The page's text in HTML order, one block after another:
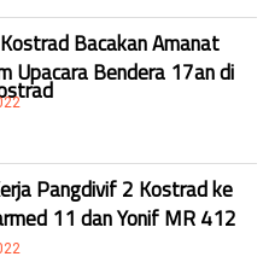
Bacakan Amanat
Upacara Bendera 17an di
Pangdivif 2 Kostrad ke
11 dan Yonif MR 412